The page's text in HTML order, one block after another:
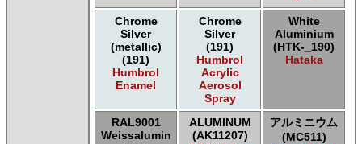
Chrome
Silver
(metallic)
(191)
Humbrol
Enamel
Chrome
Silver
(191)
Humbrol
Acrylic
Aerosol
Spray
White
Aluminium
(HTK-_190)
Hataka
RAL9001
Weissalumin
ALUMINUM
(AK11207)
アルミニウム
(MC511)